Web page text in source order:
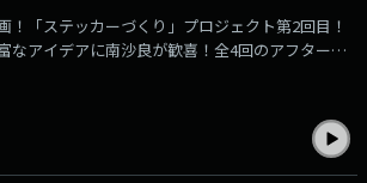
podcast/channels/c571a7fd-6a8d-4af3-
南沙良ANNP番
！「ステッカーづくり」プロジェクト第2回目！
なアイデアに南沙良が歓喜！全4回のアフタート
いい感じだと思うもの。いい感じの言葉で。自分
軽にお送りください！sara@allnightnippon.com
・～・～・～・～・～radikoアプリでお聴きいた
podcast/channels/c571a7fd-6a8d-4af3-